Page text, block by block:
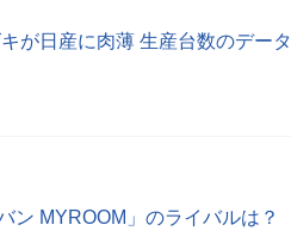
が日産に肉薄 生産台数のデータ
MYROOM」のライバルは？